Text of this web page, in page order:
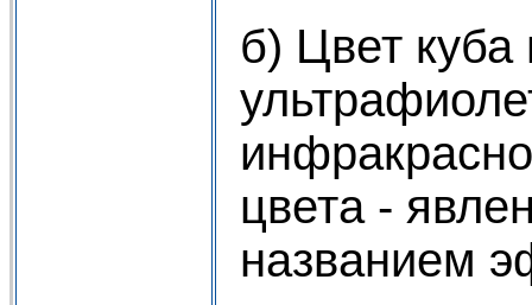
б) Цвет куба
цвета -
названием